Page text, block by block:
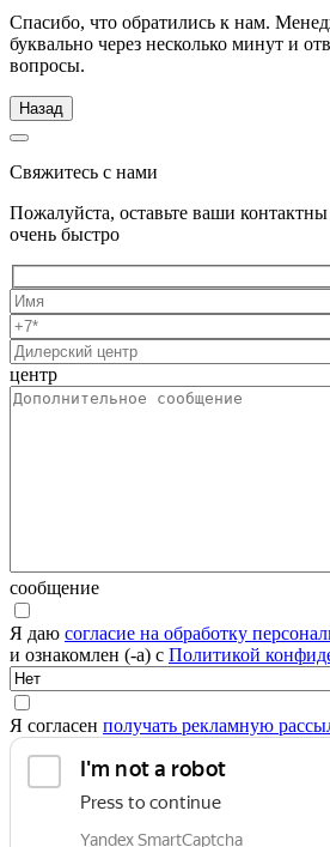
Спасибо, что обратились к нам.
буквально через несколько минут и
вопросы.
Назад
Свяжитесь с нами
Пожалуйста, оставьте ваши
очень быстро
центр
сообщение
Я даю согласие на обработку
и ознакомлен (-а) с Политикой
Я согласен получать рекламную